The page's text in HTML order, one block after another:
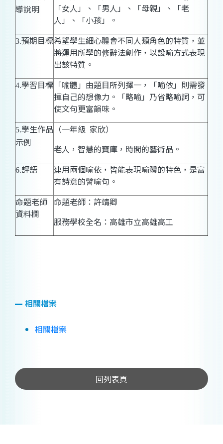
導說明
「女人」、「男人」、「母親」、「老
人」、「小孩」。
3.預期目標希望學生細心體會不同人類角色的特質，並
將運用所學的修辭法創作，以設喻方式表現
出該特質。
4.學習目標 「喻體」由題目所列擇一，「喻依」則需發
揮自己的想像力。「略喻」乃省略喻詞，可
使文句更富韻味。
5.學生作品
示例
（一年級 家欣）
老人，智慧的寶庫，時間的藝術品。
6.評語
連用兩個喻依，皆能表現喻體的特色，是富
有詩意的譬喻句。
命題老師
資料欄
命題老師：許靖卿
服務學校全名：高雄市立高雄高工
相關檔案
相關檔案
回列表頁